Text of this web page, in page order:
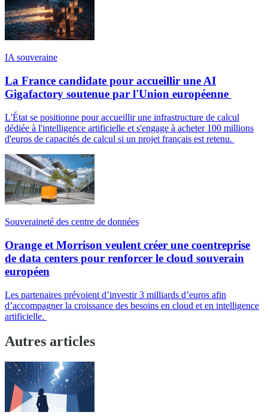
IA souveraine
La France candidate pour accueillir une AI
Gigafactory soutenue par l'Union européenne
L'État se positionne pour accueillir une infrastructure de calcul
dédiée à l'intelligence artificielle et s'engage à acheter 100 millions
d'euros de capacités de calcul si un projet français est retenu.
Souveraineté des centre de données
Orange et Morrison veulent créer une coentreprise
de data centers pour renforcer le cloud souverain
européen
Les partenaires prévoient d’investir 3 milliards d’euros afin
d’accompagner la croissance des besoins en cloud et en intelligence
artificielle.
Autres articles